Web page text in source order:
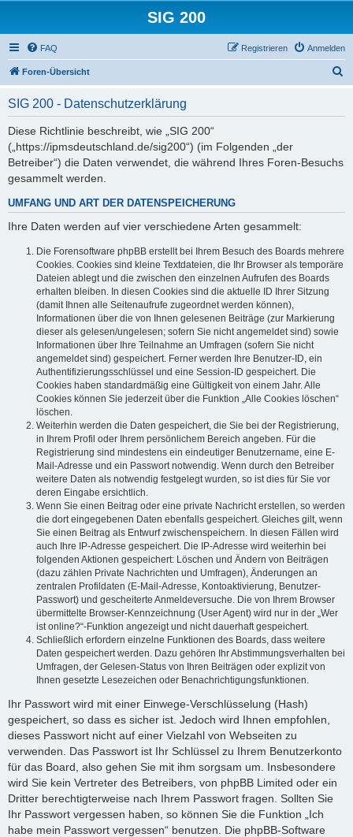
SIG 200
FAQ Anmelden
Registrieren
Foren-Übersicht
SIG 200 - Datenschutzerklärung
Diese Richtlinie beschreibt, wie „SIG 200“
(„https://ipmsdeutschland.de/sig200“) (im Folgenden „der
Betreiber“) die Daten verwendet, die während Ihres Foren-Besuchs
gesammelt werden.
UMFANG UND ART DER DATENSPEICHERUNG
Ihre Daten werden auf vier verschiedene Arten gesammelt:
Die Forensoftware phpBB erstellt bei Ihrem Besuch des Boards mehrere
Cookies. Cookies sind kleine Textdateien, die Ihr Browser als temporäre
Dateien ablegt und die zwischen den einzelnen Aufrufen des Boards
erhalten bleiben. In diesen Cookies sind die aktuelle ID Ihrer Sitzung
(damit Ihnen alle Seitenaufrufe zugeordnet werden können),
Informationen über die von Ihnen gelesenen Beiträge (zur Markierung
dieser als gelesen/ungelesen; sofern Sie nicht angemeldet sind) sowie
Informationen über Ihre Teilnahme an Umfragen (sofern Sie nicht
angemeldet sind) gespeichert. Ferner werden Ihre Benutzer-ID, ein
Authentifizierungsschlüssel und eine Session-ID gespeichert. Die
Cookies haben standardmäßig eine Gültigkeit von einem Jahr. Alle
Cookies können Sie jederzeit über die Funktion „Alle Cookies löschen“
löschen.
Weiterhin werden die Daten gespeichert, die Sie bei der Registrierung,
in Ihrem Profil oder Ihrem persönlichem Bereich angeben. Für die
Registrierung sind mindestens ein eindeutiger Benutzername, eine E-
Mail-Adresse und ein Passwort notwendig. Wenn durch den Betreiber
weitere Daten als notwendig festgelegt wurden, so ist dies für Sie vor
deren Eingabe ersichtlich.
Wenn Sie einen Beitrag oder eine private Nachricht erstellen, so werden
die dort eingegebenen Daten ebenfalls gespeichert. Gleiches gilt, wenn
Sie einen Beitrag als Entwurf zwischenspeichern. In diesen Fällen wird
auch Ihre IP-Adresse gespeichert. Die IP-Adresse wird weiterhin bei
folgenden Aktionen gespeichert: Löschen und Ändern von Beiträgen
(dazu zählen Private Nachrichten und Umfragen), Änderungen an
zentralen Profildaten (E-Mail-Adresse, Kontoaktivierung, Benutzer-
Passwort) und gescheiterte Anmeldeversuche. Die von Ihrem Browser
übermittelte Browser-Kennzeichnung (User Agent) wird nur in der „Wer
ist online?“-Funktion angezeigt und nicht dauerhaft gespeichert.
Schließlich erfordern einzelne Funktionen des Boards, dass weitere
Daten gespeichert werden. Dazu gehören Ihr Abstimmungsverhalten bei
Umfragen, der Gelesen-Status von Ihren Beiträgen oder explizit von
Ihnen gesetzte Lesezeichen oder Benachrichtigungsfunktionen.
Ihr Passwort wird mit einer Einwege-Verschlüsselung (Hash)
gespeichert, so dass es sicher ist. Jedoch wird Ihnen empfohlen,
dieses Passwort nicht auf einer Vielzahl von Webseiten zu
verwenden. Das Passwort ist Ihr Schlüssel zu Ihrem Benutzerkonto
für das Board, also gehen Sie mit ihm sorgsam um. Insbesondere
wird Sie kein Vertreter des Betreibers, von phpBB Limited oder ein
Dritter berechtigterweise nach Ihrem Passwort fragen. Sollten Sie
Ihr Passwort vergessen haben, so können Sie die Funktion „Ich
habe mein Passwort vergessen“ benutzen. Die phpBB-Software